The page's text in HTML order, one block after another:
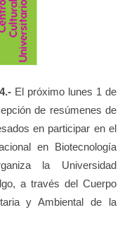
El próximo lunes 1 de
de resúmenes de
en participar en el
en Biotecnología
la Universidad
a través del Cuerpo
y Ambiental de la